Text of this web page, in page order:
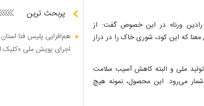
رادین ورنا» در این خصوص گفت: از
که این کود، شوری خاک را در دراز
تولید ملی و البته کاهش آسیب سلامت
می‌رود. این محصول، نمونه هیچ
پربحث ترین
هم‌افزایی پلیس فتا
اجرای پویش ملی «کلیک